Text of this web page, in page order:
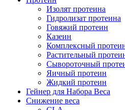
Изолят протеина
Гидролизат протеина
Говяжий протеин
Казеин
Комплексный
Растительный
Сывороточный
Яичный протеин
Жидкий протеин
Гейнер для Набора Веса
Снижение веса